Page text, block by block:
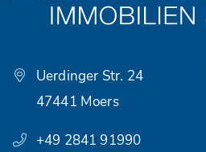
Uerdinger Str. 24
47441 Moers
+49 2841 91990